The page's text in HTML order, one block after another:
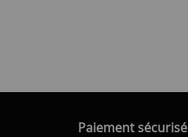
Paiement sécurisé